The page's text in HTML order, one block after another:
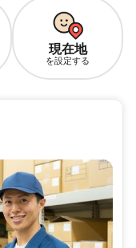
現在地
を設定する